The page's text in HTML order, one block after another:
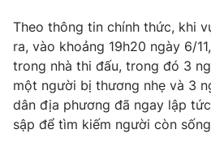
Hậu trường
Nhân vật
Khán giả
Giải trí
Điện ảnh
Âm nhạc
Sao
Đời sống
Du lịch
Làm đẹp
Giáo dục
Theo thông tin chính thức, khi
ra, vào khoảng 19h20 ngày 6/
trong nhà thi đấu, trong đó 3
một người bị thương nhẹ và 3
dân địa phương đã ngay lập
sập để tìm kiếm người còn